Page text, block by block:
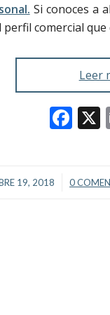
Si conoces a
comercial que
Leer
19, 2018
/ 0 /